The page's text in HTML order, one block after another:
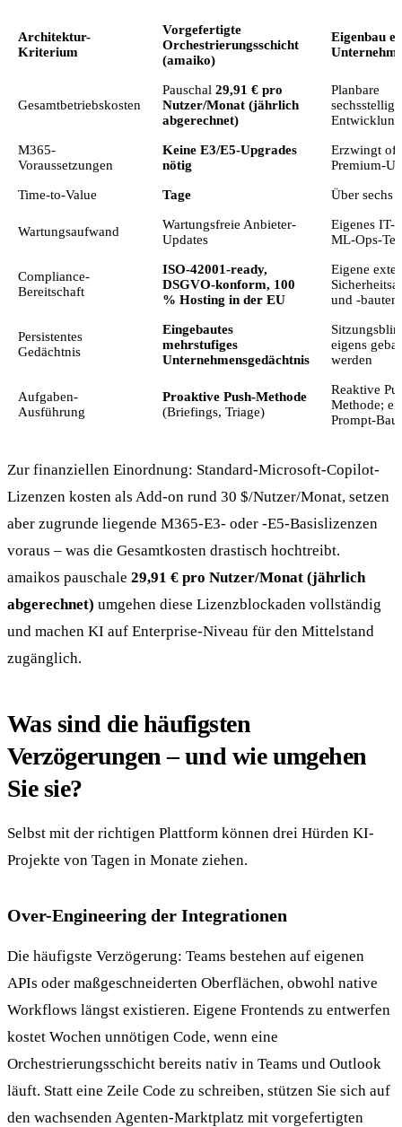
Architektur-
Kriterium
Vorgefertigte
Orchestrierungsschicht
(amaiko)
Eigenbau
Gesamtbetriebskosten
Pauschal 29,91 € pro
Nutzer/Monat (jährlich
abgerechnet)
Planbare
sechsstellige
M365-
Voraussetzungen
Keine E3/E5-Upgrades
nötig
Erzwingt oft
Premium-
Time-to-Value Tage Über sechs
Wartungsaufwand
Wartungsfreie Anbieter-
Updates
Eigenes IT-
ML-Ops-
Compliance-
Bereitschaft
ISO-42001-ready,
DSGVO-konform, 100
% Hosting in der EU
Eigene
und -bauten
Persistentes
Gedächtnis
Eingebautes
mehrstufiges
Unternehmensgedächtnis
eigens
werden
Aufgaben-
Ausführung
Proaktive Push-Methode
(Briefings, Triage)
Reaktive
Methode;
Prompt-
Zur finanziellen Einordnung: Standard-Microsoft-Copilot-
Lizenzen kosten als Add-on rund 30 $/Nutzer/Monat, setzen
aber zugrunde liegende M365-E3- oder -E5-Basislizenzen
voraus – was die Gesamtkosten drastisch hochtreibt.
amaikos pauschale 29,91 € pro Nutzer/Monat (jährlich
abgerechnet) umgehen diese Lizenzblockaden vollständig
und machen KI auf Enterprise-Niveau für den Mittelstand
zugänglich.
Was sind die häufigsten
Verzögerungen – und wie umgehen
Sie sie?
Selbst mit der richtigen Plattform können drei Hürden KI-
Projekte von Tagen in Monate ziehen.
Over-Engineering der Integrationen
Die häufigste Verzögerung: Teams bestehen auf eigenen
APIs oder maßgeschneiderten Oberflächen, obwohl native
Workflows längst existieren. Eigene Frontends zu entwerfen
kostet Wochen unnötigen Code, wenn eine
Orchestrierungsschicht bereits nativ in Teams und Outlook
läuft. Statt eine Zeile Code zu schreiben, stützen Sie sich auf
den wachsenden Agenten-Marktplatz mit vorgefertigten